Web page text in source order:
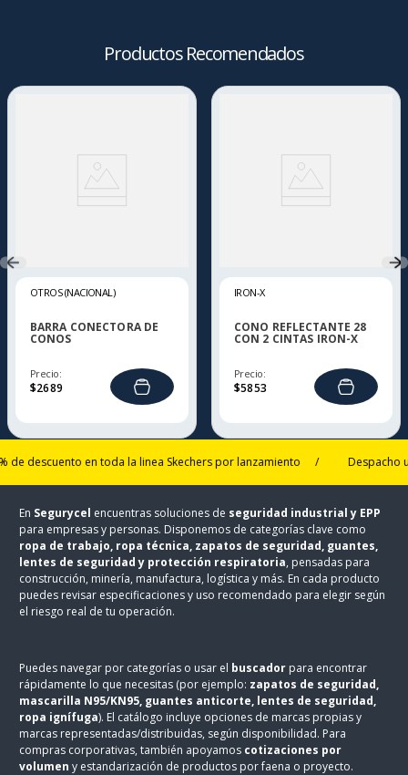
Productos Recomendados
OTROS (NACIONAL)
BARRA CONECTORA DE
CONOS
Precio:
$2689
IRON-X
CONO REFLECTANTE 28
CON 2 CINTAS IRON-X
Precio:
$5853
en toda la linea Skechers por lanzamiento / Despacho ultra
En Segurycel encuentras soluciones de seguridad industrial y EPP
para empresas y personas. Disponemos de categorías clave como
ropa de trabajo, ropa técnica, zapatos de seguridad, guantes,
lentes de seguridad y protección respiratoria, pensadas para
construcción, minería, manufactura, logística y más. En cada producto
puedes revisar especificaciones y uso recomendado para elegir según
el riesgo real de tu operación.
Puedes navegar por categorías o usar el buscador para encontrar
rápidamente lo que necesitas (por ejemplo: zapatos de seguridad,
mascarilla N95/KN95, guantes anticorte, lentes de seguridad,
ropa ignífuga). El catálogo incluye opciones de marcas propias y
marcas representadas/distribuidas, según disponibilidad. Para
compras corporativas, también apoyamos cotizaciones por
volumen y estandarización de productos por faena o proyecto.